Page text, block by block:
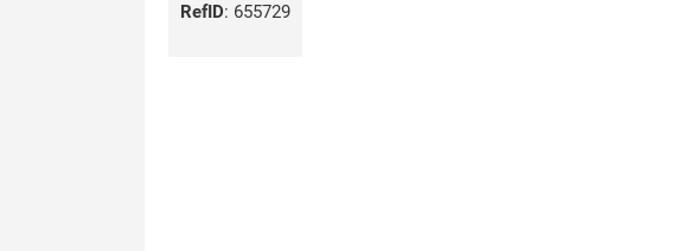
RefID: 655729